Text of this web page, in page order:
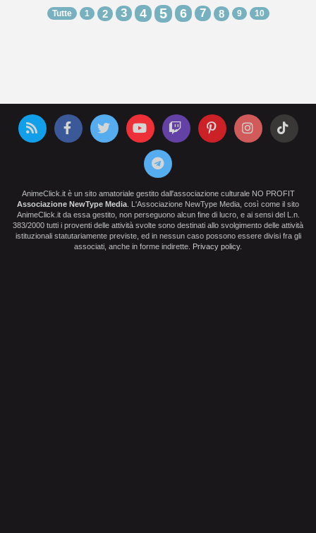
Tutte 1 2 3 4 5 6 7 8 9 10
AnimeClick.it è un sito amatoriale gestito dall'associazione culturale NO PROFIT
Associazione NewType Media . L'Associazione NewType Media, così come il sito
AnimeClick.it da essa gestito, non perseguono alcun fine di lucro, e ai sensi del L.n.
383/2000 tutti i proventi delle attività svolte sono destinati allo svolgimento delle attività
istituzionali statutariamente previste, ed in nessun caso possono essere divisi fra gli
associati, anche in forme indirette. Privacy policy.